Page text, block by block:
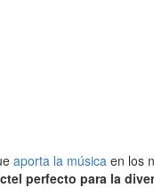
aporta la música en los
perfecto para la